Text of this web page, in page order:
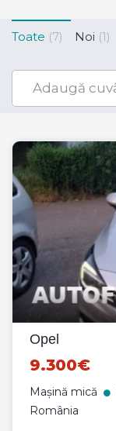
Toate (7) Noi (1)
Opel
9.300€
Mașină mică
România